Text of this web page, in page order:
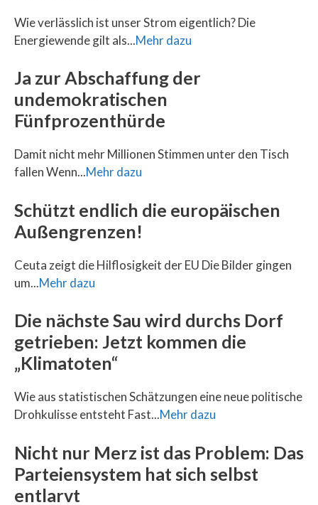
Wie verlässlich ist unser Strom eigentlich? Die
Energiewende gilt als...Mehr dazu
Ja zur Abschaffung der
undemokratischen
Fünfprozenthürde
Damit nicht mehr Millionen Stimmen unter den Tisch
fallen Wenn...Mehr dazu
Schützt endlich die europäischen
Außengrenzen!
Ceuta zeigt die Hilflosigkeit der EU Die Bilder gingen
um...Mehr dazu
Die nächste Sau wird durchs Dorf
getrieben: Jetzt kommen die
„Klimatoten“
Wie aus statistischen Schätzungen eine neue politische
Drohkulisse entsteht Fast...Mehr dazu
Nicht nur Merz ist das Problem: Das
Parteiensystem hat sich selbst
entlarvt